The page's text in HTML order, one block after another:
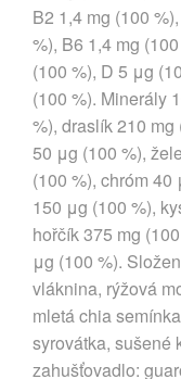
B2 1,4 mg (100
%), B6 1,4 mg
(100 %), D 5 μg
(100 %). Minerály
%), draslík 210 mg
50 μg (100 %),
(100 %), chróm 40
150 μg (100 %),
hořčík 375 mg
μg (100 %).
vláknina, rýžová
mletá chia
syrovátka, sušené
zahušťovadlo: